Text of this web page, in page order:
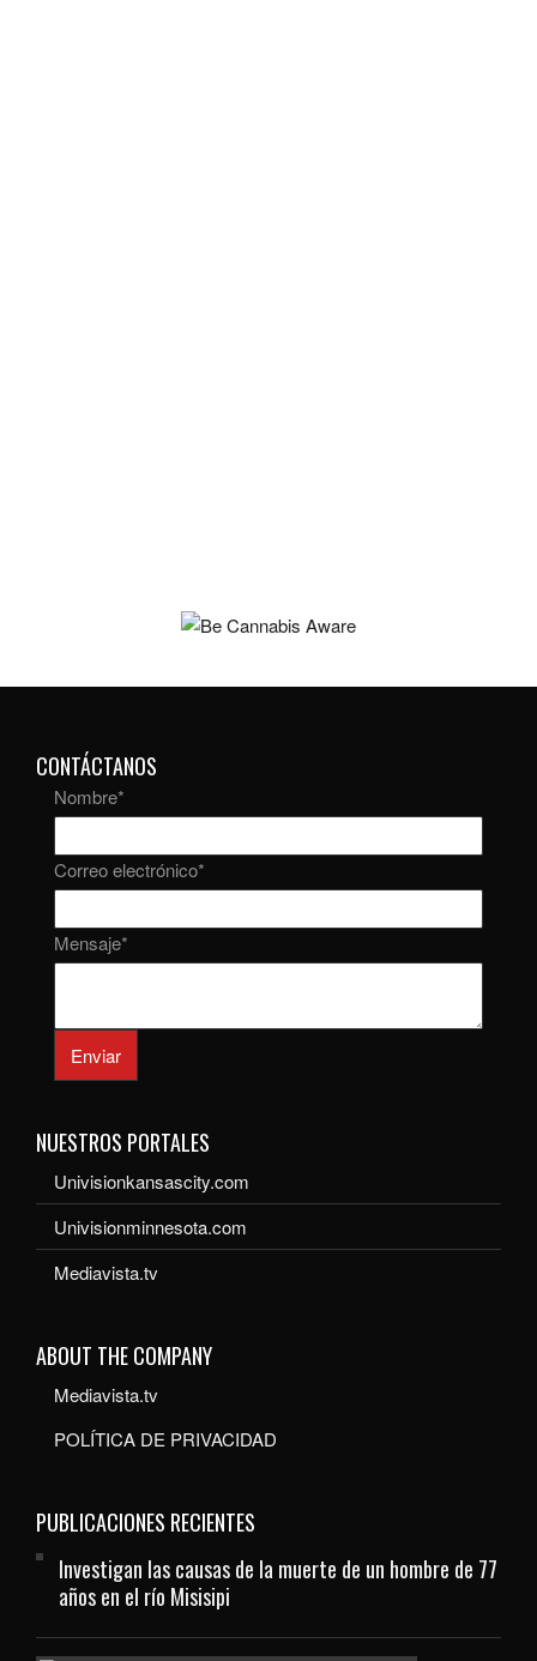
CONTÁCTANOS
Nombre*
Correo electrónico*
Mensaje*
Enviar
NUESTROS PORTALES
Univisionkansascity.com
Univisionminnesota.com
Mediavista.tv
ABOUT THE COMPANY
Mediavista.tv
POLÍTICA DE PRIVACIDAD
PUBLICACIONES RECIENTES
Investigan las causas de la muerte de un hombre de 77
años en el río Misisipi